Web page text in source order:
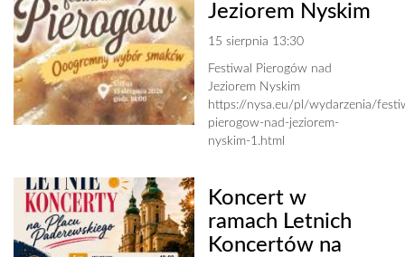
Jeziorem Nyskim
15 sierpnia 13:30
Festiwal Pierogów nad
Jeziorem Nyskim
https://nysa.eu/pl/wydarzenia/
pierogow-nad-jeziorem-
nyskim-1.html
Koncert w
ramach Letnich
Koncertów na